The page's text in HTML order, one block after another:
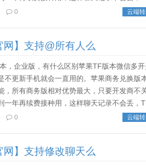
者其他手机设备备份资料。˂img src...
0 云端
网】支持@所有人么
，企业版，有什么区别苹果TF版本微信多
不更新手机就会一直用的。苹果商务兑换版
，所有商务版相对优势最大，只要开发商不
一年再续费接种用，这样聊天记录不会丢，
者其他手机设备备份资料。˂img src...
0 云端
网】支持修改聊天么